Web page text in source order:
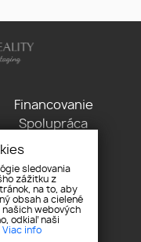
Financovanie
Spolupráca
GDPR
Cookies
Košice
sledovania
zážitku z
na to, aby
obsah a cielené
našich webových
odkiaľ naši
Viac info